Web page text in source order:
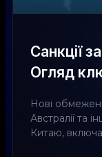
Санкції
Огляд
Нові
Австралії та
Китаю,